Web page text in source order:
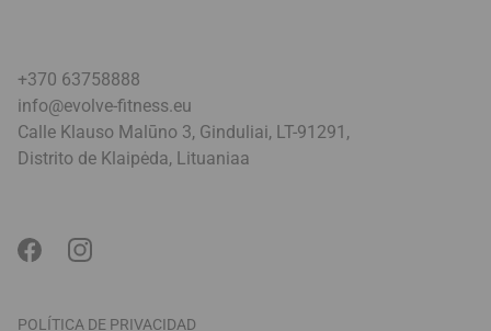
+370 63758888
info@evolve-fitness.eu
Calle Klauso Malūno 3, Ginduliai, LT-91291,
Distrito de Klaipėda, Lituaniaa
POLÍTICA DE PRIVACIDAD